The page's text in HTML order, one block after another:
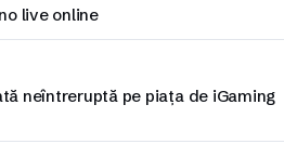
live online
neîntreruptă pe piața de iGaming